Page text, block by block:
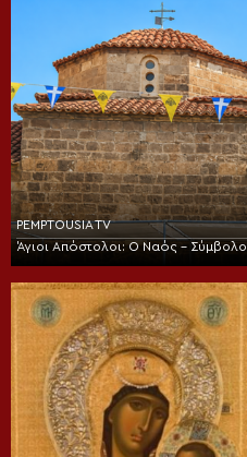
PEMPTOUSIA TV
Άγιοι Απόστολοι: Ο Ναός –